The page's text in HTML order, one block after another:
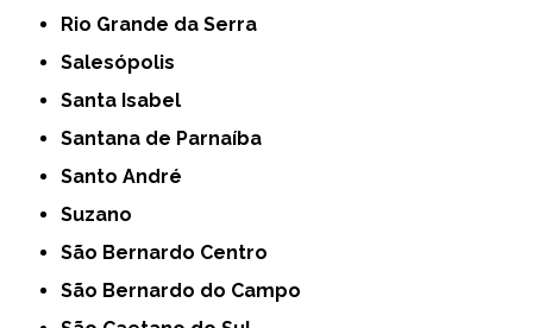
Rio Grande da Serra
Salesópolis
Santa Isabel
Santana de Parnaíba
Santo André
Suzano
São Bernardo Centro
São Bernardo do Campo